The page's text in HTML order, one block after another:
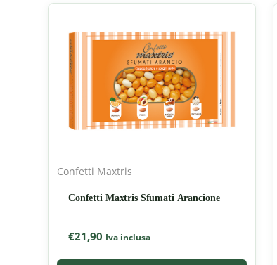
Confetti Maxtris
Confetti Maxtris Sfumati Arancione
€21,90 Iva inclusa